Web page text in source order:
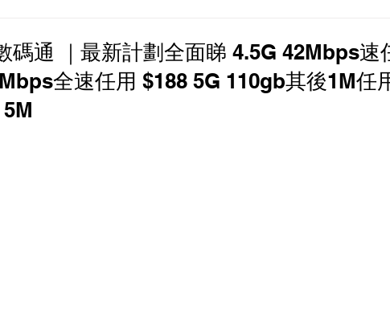
網上行
寬頻 優惠 NOW 優惠 中國電信 優惠
碼通 ｜最新計劃全面睇 4.5G 42Mbps速
全速任用 $188 5G 110gb其後1M任